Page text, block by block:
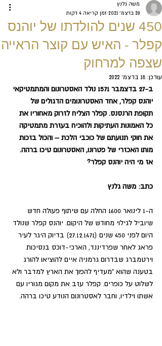
450 שנים להולדתו של יוהנס
קפלר - האיש עם קוצר הראייה
שצפה למרחוק
משה גלנץ
28 בדצמ׳ 2021
זמן קריאה 4 דקות
עודכן: 18 בדצמ׳ 2022
ב-27 בדצמבר 1571 נולד האסטרונום והמתמטיקאי
יוהנס קפלר, אחד האסטרונומים הדגולים של
תקופת הרנסנס. קפלר הצליח לזרוק מאחוריו את
כל האמונות העתיקות ולהוכיח בעזרת מתמטיקה
את חוקי תנועתם של כוכבי הלכת – והכול בזכות
מותו האכזרי של פטרונו, האסטרונום טיכו ברהה.
אז מי היה יוהנס קפלר?
כתב: משה גלנץ
ה-1 לינואר 1600 החלה עם שיתוף פעולה חדש
שיוביל לגילוי מחודש של היקום. יוהנס קפלר שנולד
היום לפני 450 שנים (27.12.1471) בדיוק היגר לעיר
פראג לאחר שפרדיננד, הארכי-דוכס בנסיכות
וירטמברג שבדרום גרמניה איים להוציאו להורג
בטענה שהוא "מעדיף להפוך את הארץ למדבר ולא
לשלוט על כופרים. קפלר עזב את מקום מגוריו עם
אשתו וילדיו, וחבר לאסטרונום הנודע טיכו ברהה.